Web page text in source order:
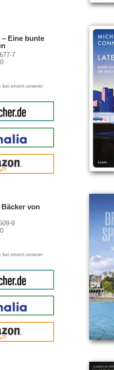
Eine bunte
7
bei einem unserer
von
9
bei einem unserer